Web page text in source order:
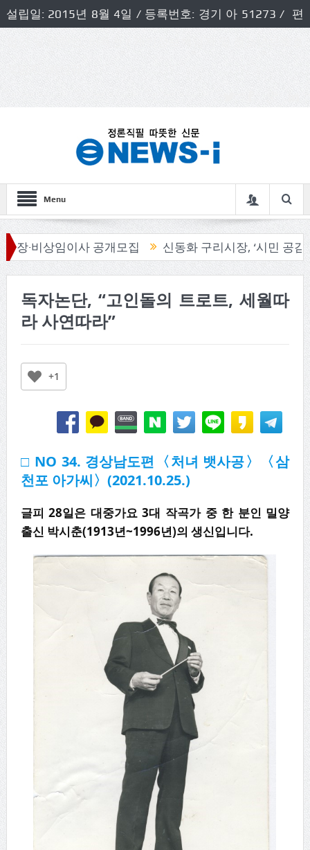
설립일: 2015년 8월 4일 / 등록번호: 경기 아 51273 / 편
집인 및 발행인: 허득천 / 개인정보책임자 및 청소년보호호
책임자: 최상규
Menu
공개모집 신동화 구리시장, ‘시민 공감 로드체킹’ 송
독자논단, “고인돌의 트로트, 세월따
라 사연따라”
+1
□ NO 34. 경상남도편〈처녀 뱃사공〉〈삼
천포 아가씨〉(2021.10.25.)
글피 28일은 대중가요 3대 작곡가 중 한 분인 밀양
출신 박시춘(1913년~1996년)의 생신입니다.